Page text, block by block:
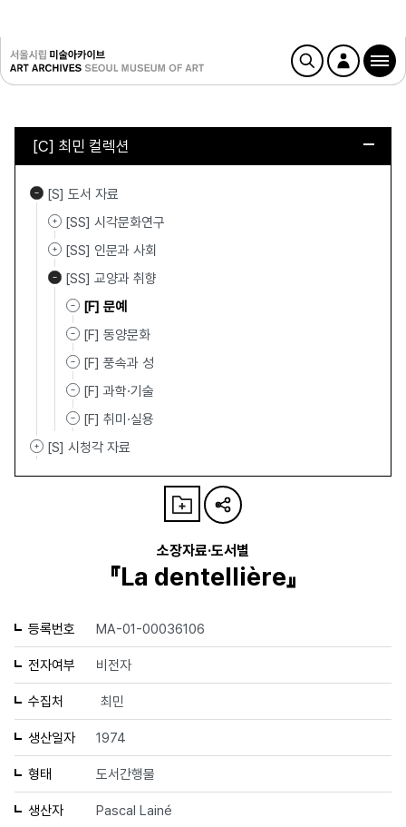
[C] 최민 컬렉션
[S] 도서 자료
[SS] 시각문화연구
[SS] 인문과 사회
[SS] 교양과 취향
[F] 문예
[F] 동양문화
[F] 풍속과 성
[F] 과학·기술
[F] 취미·실용
[S] 시청각 자료
소장자료·도서별
『La dentellière』
등록번호 MA-01-00036106
전자여부 비전자
수집처 최민
생산일자 1974
형태 도서간행물
생산자 Pascal Lainé